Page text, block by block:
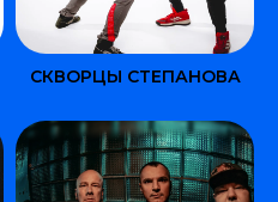
СКВОРЦЫ СТЕПАНОВА